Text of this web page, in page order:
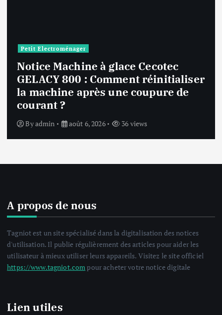
Notice Réfrigérateur combiné,
– RB3DT600ESA Samsung
RB3DT600ESA : Comment
l’intérieur et l’extérieur du
réfrigérateur ?
Byadmin août 5, 2026
A propos de nous
Tagniot est un site spécialisé dans la digitalisation des notices
d'utilisation. Il publie régulièrement des articles pour aider les
utilisateur à mieux utiliser leurs appareils. Visitez le site officiel
https://www.tagniot.com pour acheter votre notice digitale
Lien utiles